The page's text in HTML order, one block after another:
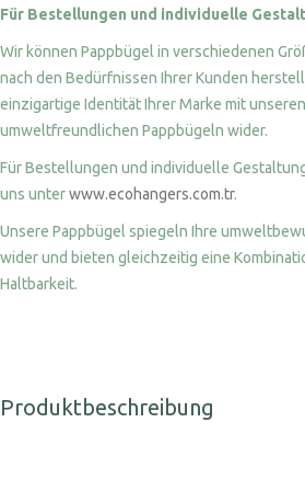
Für Bestellungen und individuelle
Wir können Pappbügel in verschiedenen
nach den Bedürfnissen Ihrer Kunden
einzigartige Identität Ihrer Marke mit
umweltfreundlichen Pappbügeln wider.
Für Bestellungen und individuelle
uns unterwww.ecohangers.com.tr.
Unsere Pappbügel spiegeln Ihre
wider und bieten gleichzeitig eine
Haltbarkeit.
Produktbeschreibung